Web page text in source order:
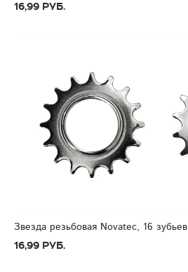
16,99 руб.
Звезда резьбовая Novatec, 16 зубьев
16,99 руб.